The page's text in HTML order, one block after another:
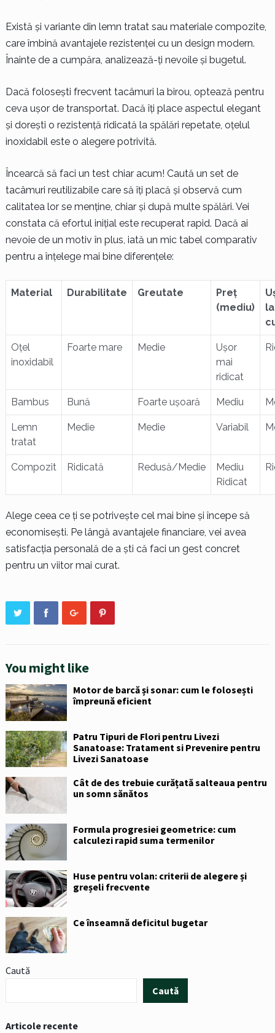
Există și variante din lemn tratat sau materiale compozite,
care îmbină avantajele rezistenței cu un design modern.
Înainte de a cumpăra, analizează-ți nevoile și bugetul.
Dacă folosești frecvent tacâmuri la birou, optează pentru
ceva ușor de transportat. Dacă îți place aspectul elegant
și dorești o rezistență ridicată la spălări repetate, oțelul
inoxidabil este o alegere potrivită.
Încearcă să faci un test chiar acum! Caută un set de
tacâmuri reutilizabile care să îți placă și observă cum
calitatea lor se menține, chiar și după multe spălări. Vei
constata că efortul inițial este recuperat rapid. Dacă ai
nevoie de un motiv în plus, iată un mic tabel comparativ
pentru a înțelege mai bine diferențele:
Material Durabilitate Greutate
Preț
(mediu)
la
Oțel
inoxidabil
Foarte mare Medie
Ușor
mai
ridicat
Bambus Bună Foarte ușoară Mediu
Lemn
tratat
Medie Medie Variabil
Compozit Ridicată Redusă/Medie
Mediu
Ridicat
Alege ceea ce ți se potrivește cel mai bine și începe să
economisești. Pe lângă avantajele financiare, vei avea
satisfacția personală de a ști că faci un gest concret
pentru un viitor mai curat.
You might like
Motor de barcă și sonar: cum le folosești
împreună eficient
Patru Tipuri de Flori pentru Livezi
Sanatoase: Tratament si Prevenire pentru
Livezi Sanatoase
Cât de des trebuie curățată salteaua pentru
un somn sănătos
Formula progresiei geometrice: cum
calculezi rapid suma termenilor
Huse pentru volan: criterii de alegere și
greșeli frecvente
Ce înseamnă deficitul bugetar
Caută
Caută
Articole recente